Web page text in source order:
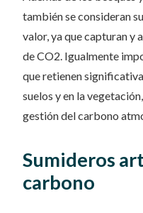
también se consideran
valor, ya que capturan y
de CO2. Igualmente
que retienen
suelos y en la
gestión del carbono
Sumideros
carbono